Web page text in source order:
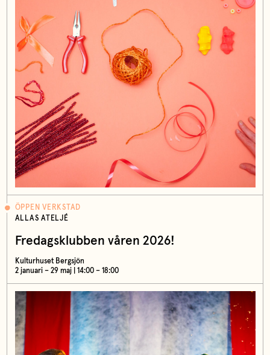
ÖPPEN VERKSTAD
ALLAS ATELJÉ
Fredagsklubben våren 2026!
Kulturhuset Bergsjön
2 januari – 29 maj | 14:00 – 18:00